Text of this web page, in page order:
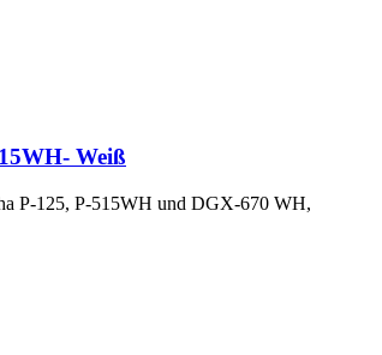
Weiß
P-125, P-515WH und DGX-670 WH,